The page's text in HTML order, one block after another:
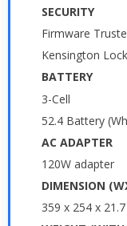
SECURITY
Firmware
Kensington Lock
BATTERY
3-Cell
52.4 Battery
AC ADAPTER
120W adapter
DIMENSION
359 x 254 x